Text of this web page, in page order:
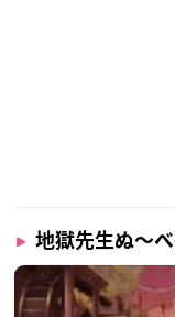
地獄先生ぬ〜